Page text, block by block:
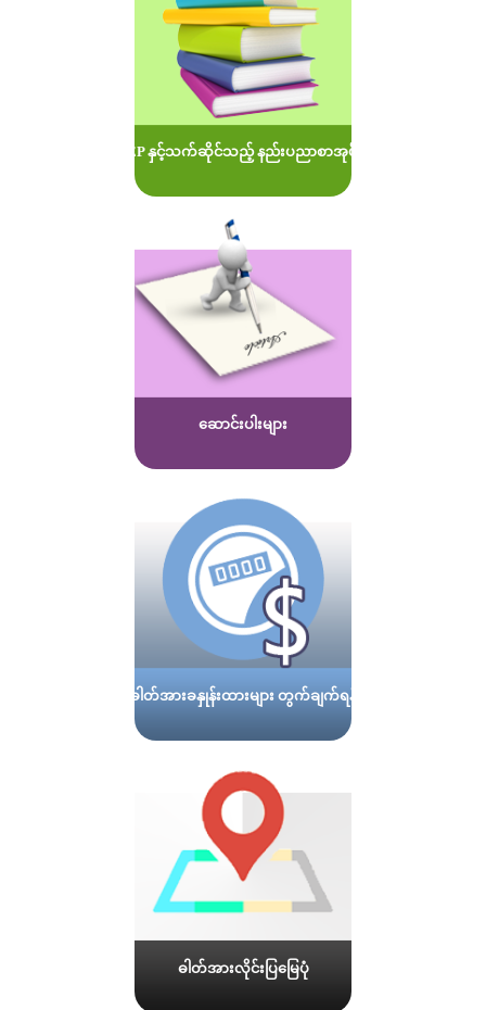
MOEP နှင့်သက်ဆိုင်သည့် နည်းပညာစာအုပ်များ
ဆောင်းပါးများ
ဓါတ်အားခနှုန်းထားများ တွက်ချက်ရန်
ဓါတ်အားလိုင်းပြမြေပုံ